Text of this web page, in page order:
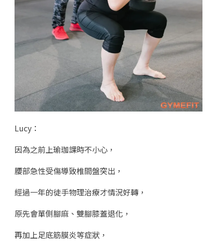
Lucy：
因為之前上瑜珈課時不小心，
腰部急性受傷導致椎間盤突出，
經過一年的徒手物理治療才情況好轉，
原先會單側腳麻、雙腳膝蓋退化，
再加上足底筋膜炎等症狀，